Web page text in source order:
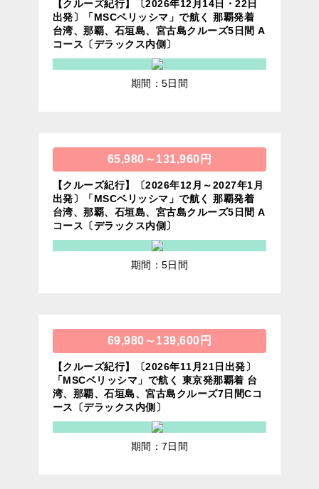
【クルーズ紀行】〔2026年12月14日・22日
出発〕「MSCベリッシマ」で航く 那覇発着
台湾、那覇、石垣島、宮古島クルーズ5日間 A
コース〔デラックス内側〕
期間：5日間
65,980～131,960円
【クルーズ紀行】〔2026年12月～2027年1月
出発〕「MSCベリッシマ」で航く 那覇発着
台湾、那覇、石垣島、宮古島クルーズ5日間 A
コース〔デラックス内側〕
期間：5日間
69,980～139,600円
【クルーズ紀行】〔2026年11月21日出発〕
「MSCベリッシマ」で航く 東京発那覇着 台
湾、那覇、石垣島、宮古島クルーズ7日間Cコ
ース〔デラックス内側〕
期間：7日間